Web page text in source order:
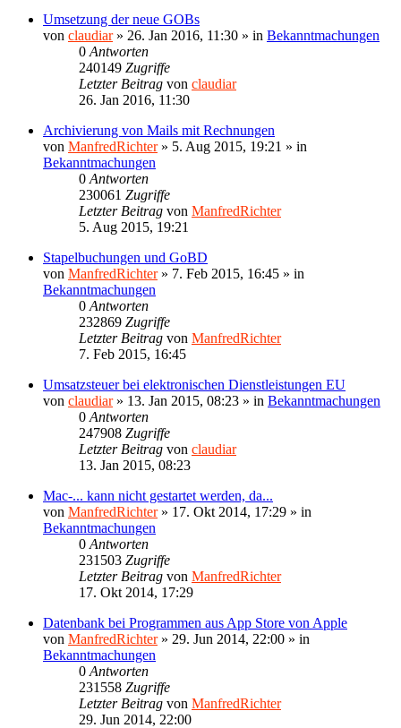
Umsetzung der neue GOBs
von claudiar» 26. Jan 2016, 11:30 » in Bekanntmachungen
0 Antworten
240149 Zugriffe
Letzter Beitrag von claudiar
26. Jan 2016, 11:30
Archivierung von Mails mit Rechnungen
von ManfredRichter» 5. Aug 2015, 19:21 » in
Bekanntmachungen
0 Antworten
230061 Zugriffe
Letzter Beitrag von ManfredRichter
5. Aug 2015, 19:21
Stapelbuchungen und GoBD
von ManfredRichter» 7. Feb 2015, 16:45 » in
Bekanntmachungen
0 Antworten
232869 Zugriffe
Letzter Beitrag von ManfredRichter
7. Feb 2015, 16:45
Umsatzsteuer bei elektronischen Dienstleistungen EU
von claudiar» 13. Jan 2015, 08:23 » in Bekanntmachungen
0 Antworten
247908 Zugriffe
Letzter Beitrag von claudiar
13. Jan 2015, 08:23
Mac-... kann nicht gestartet werden, da...
von ManfredRichter» 17. Okt 2014, 17:29 » in
Bekanntmachungen
0 Antworten
231503 Zugriffe
Letzter Beitrag von ManfredRichter
17. Okt 2014, 17:29
Datenbank bei Programmen aus App Store von Apple
von ManfredRichter» 29. Jun 2014, 22:00 » in
Bekanntmachungen
0 Antworten
231558 Zugriffe
Letzter Beitrag von ManfredRichter
29. Jun 2014, 22:00